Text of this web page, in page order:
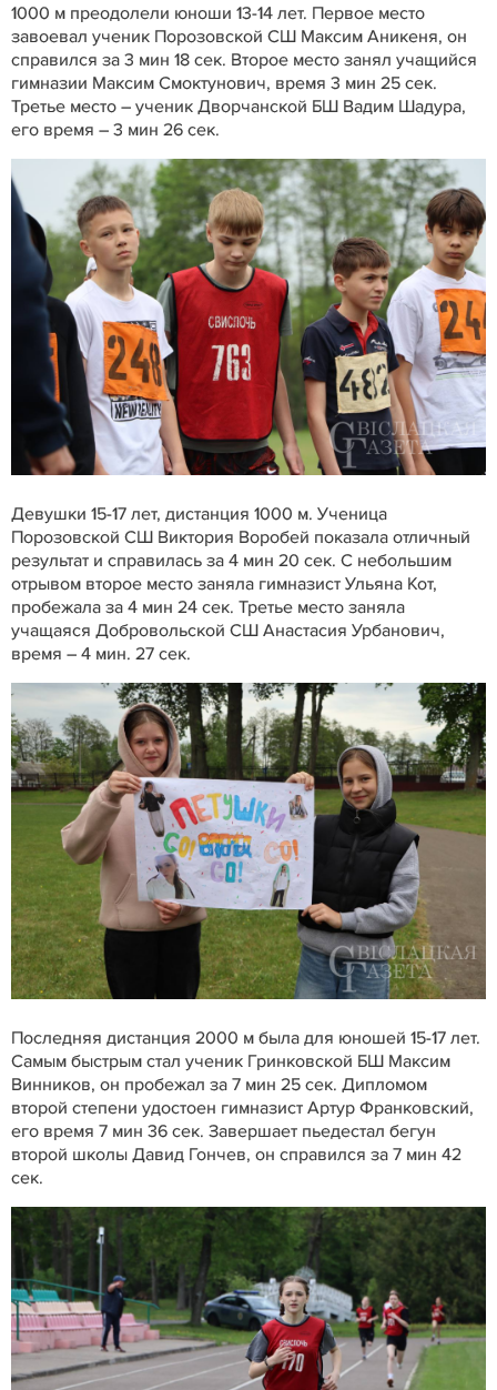
1000 м преодолели юноши 13-14 лет. Первое место
завоевал ученик Порозовской СШ Максим Аникеня, он
справился за 3 мин 18 сек. Второе место занял учащийся
гимназии Максим Смоктунович, время 3 мин 25 сек.
Третье место – ученик Дворчанской БШ Вадим Шадура,
его время – 3 мин 26 сек.
Девушки 15-17 лет, дистанция 1000 м. Ученица
Порозовской СШ Виктория Воробей показала отличный
результат и справилась за 4 мин 20 сек. С небольшим
отрывом второе место заняла гимназист Ульяна Кот,
пробежала за 4 мин 24 сек. Третье место заняла
учащаяся Добровольской СШ Анастасия Урбанович,
время – 4 мин. 27 сек.
Последняя дистанция 2000 м была для юношей 15-17 лет.
Самым быстрым стал ученик Гринковской БШ Максим
Винников, он пробежал за 7 мин 25 сек. Дипломом
второй степени удостоен гимназист Артур Франковский,
его время 7 мин 36 сек. Завершает пьедестал бегун
второй школы Давид Гончев, он справился за 7 мин 42
сек.